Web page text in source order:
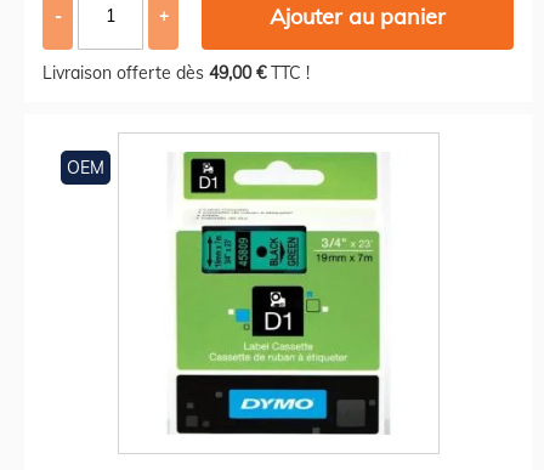
- + Ajouter au panier
Livraison offerte dès 49,00 €TTC !
OEM